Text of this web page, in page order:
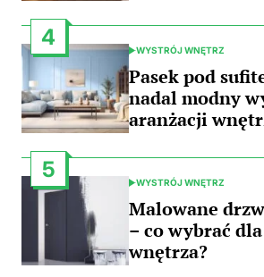
4
POSTED
IN
WYSTRÓJ WNĘTRZ
Pasek pod
nadal modny
aranżacji
5
POSTED
IN
WYSTRÓJ WNĘTRZ
Malowane
– co wybrać
wnętrza?